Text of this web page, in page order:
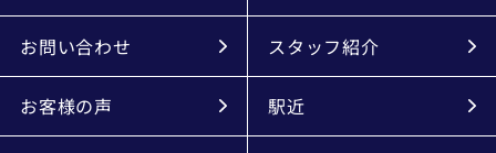
お問い合わせ スタッフ紹介
お客様の声 駅近